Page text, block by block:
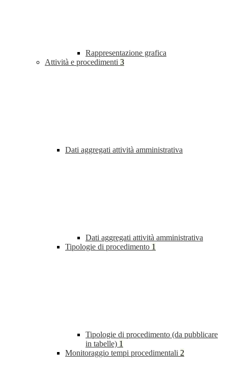
Rappresentazione grafica
Attività e procedimenti 3
Dati aggregati attività amministrativa
Dati aggregati attività amministrativa
Tipologie di procedimento 1
Tipologie di procedimento (da pubblicare
in tabelle) 1
Monitoraggio tempi procedimentali 2